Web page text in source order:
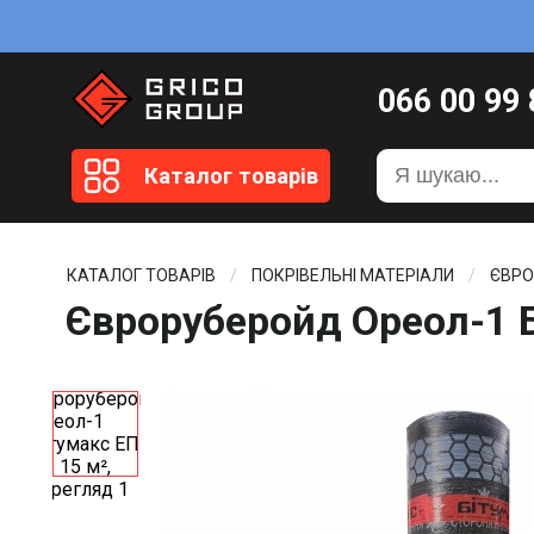
Каталог товарів
066 00 99
099 20 51
099 20 59
КАТАЛОГ ТОВАРІВ ПОКРІВЕЛЬНІ МАТЕРІАЛИ
Євроруберойд Ореол-1